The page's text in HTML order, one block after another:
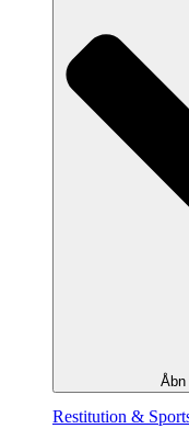
Åbn
Restitution &